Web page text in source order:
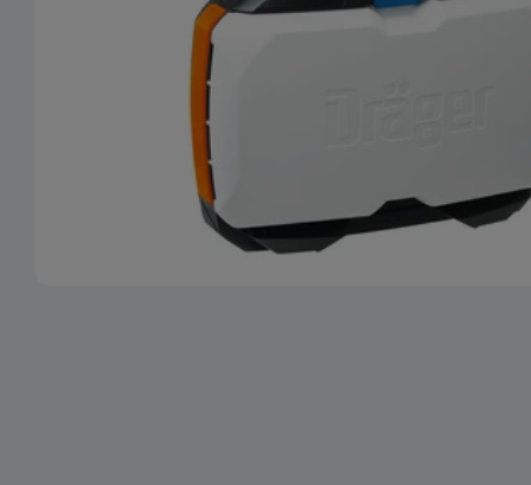
Ouvrir le média 0 en mode modal